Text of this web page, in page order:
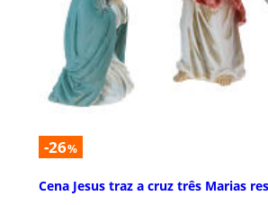
-26%
Cena Jesus traz a cruz três Marias